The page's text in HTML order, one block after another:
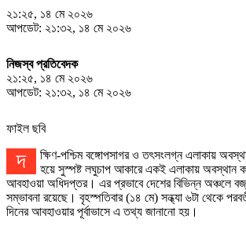
২১:২৫, ১৪ মে ২০২৬
আপডেট: ২১:৩২, ১৪ মে ২০২৬
নিজস্ব প্রতিবেদক
২১:২৫, ১৪ মে ২০২৬
আপডেট: ২১:৩২, ১৪ মে ২০২৬
ফাইল ছবি
দক্ষিণ-পশ্চিম বঙ্গোপসাগর ও তৎসংলগ্ন এলাকায় অবস্থানরত লঘুচাপটি ঘনীভূত
হয়ে সুস্পষ্ট লঘুচাপ আকারে একই এলাকায় অবস্থান
আবহাওয়া অধিদপ্তর। এর প্রভাবে দেশের বিভিন্ন অঞ্চলে
সম্ভাবনা রয়েছে। বৃহস্পতিবার (১৪ মে) সন্ধ্যা ৬টা থেকে
দিনের আবহাওয়ার পূর্বাভাসে এ তথ্য জানানো হয়।